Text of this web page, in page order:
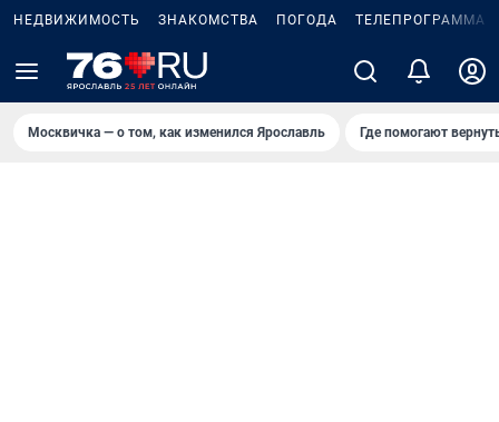
НЕДВИЖИМОСТЬ ЗНАКОМСТВА ПОГОДА ТЕЛЕПРОГРАММА
Москвичка — о том, как изменился Ярославль Где помогают